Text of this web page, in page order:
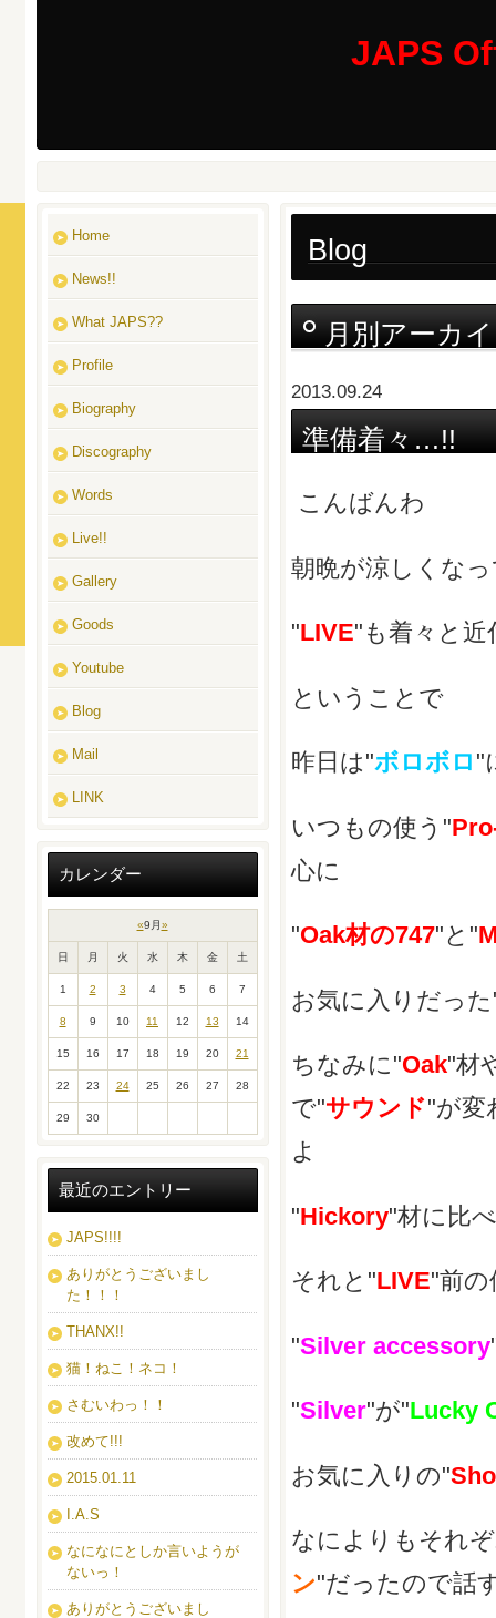
JAPS
Blog
月別アーカ
2013.09.24
準備着々…!!
こんばんわ
朝晩が涼しくな
"LIVE"も着々と
ということで
昨日は"ボロボロ "
いつもの使う"
心に
"Oak材の747"と"
お気に入りだっ
ちなみに"Oak"材
で"サウンド"が変
よ
"Hickory"材に比
それと"LIVE"前の
"Silver accessory
"Silver"が"Lucky
お気に入りの"
なによりもそれ
ン"だったので話
Home
News!!
What JAPS??
Profile
Biography
Discography
Words
Live!!
Gallery
Goods
Youtube
Blog
Mail
LINK
カレンダー
«9月»
日 月 火 水 木 金 土
1 2 3 4 5 6 7
8 9 10 11 12 13 14
15 16 17 18 19 20 21
22 23 24 25 26 27 28
29 30
最近のエントリー
JAPS!!!!
ありがとうございまし
た！！！
THANX!!
猫！ねこ！ネコ！
さむいわっ！！
改めて!!!
2015.01.11
I.A.S
なになにとしか言いようが
ないっ！
ありがとうございまし